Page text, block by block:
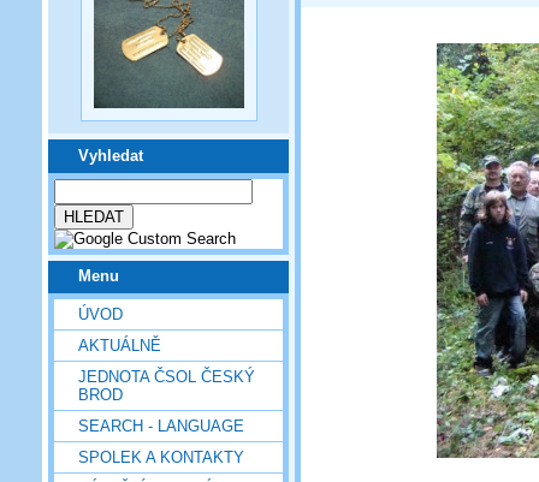
Vyhledat
Menu
ÚVOD
AKTUÁLNĚ
JEDNOTA ČSOL ČESKÝ
BROD
SEARCH - LANGUAGE
SPOLEK A KONTAKTY